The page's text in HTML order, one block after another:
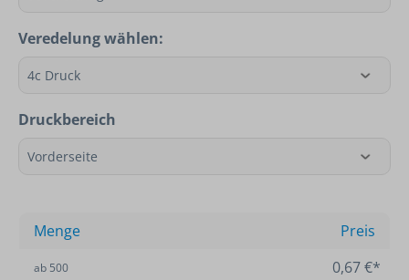
Veredelung wählen:
Druckbereich
Menge Preis
ab 500 0,67 €*